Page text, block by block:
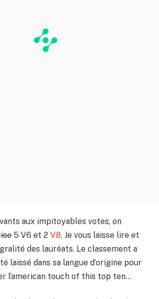
aux impitoyables votes, on
5 V6 et 2 V8. Je vous laisse lire et
des lauréats. Le classement a
laissé dans sa langue d’origine pour
l’american touch of this top ten…